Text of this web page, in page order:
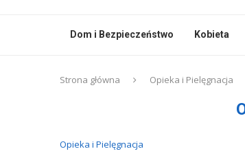
Dom i Bezpieczeństwo Kobieta
Strona główna Opieka i Pielęgnacja
Opieka i Pielęgnacja